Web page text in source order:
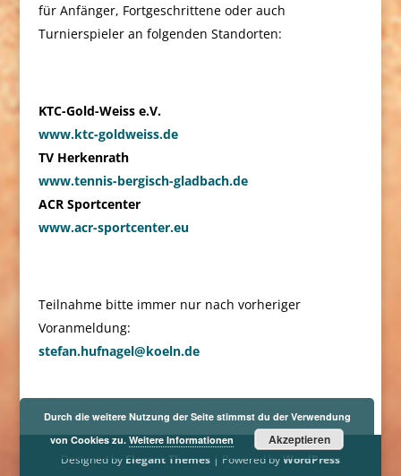
für Anfänger, Fortgeschrittene oder auch
Turnierspieler an folgenden Standorten:
KTC-Gold-Weiss e.V.
www.ktc-goldweiss.de
TV Herkenrath
www.tennis-bergisch-gladbach.de
ACR Sportcenter
www.acr-sportcenter.eu
Teilnahme bitte immer nur nach vorheriger
Voranmeldung:
stefan.hufnagel@koeln.de
Designed by Elegant Themes| Powered by WordPress
Durch die weitere Nutzung der Seite stimmst du der Verwendung
von Cookies zu.Weitere Informationen Akzeptieren